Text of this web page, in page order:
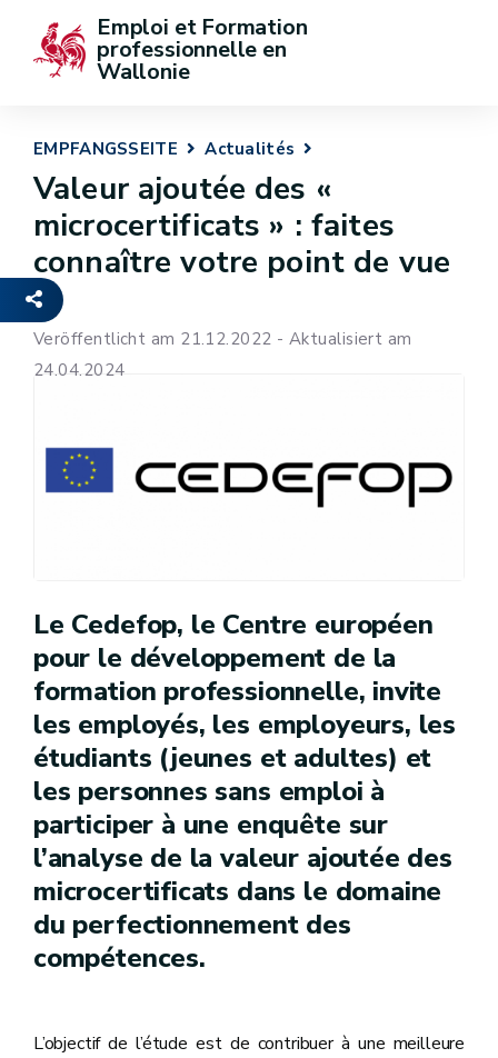
Emploi et Formation
professionnelle en
Wallonie
EMPFANGSSEITE Actualités
Valeur ajoutée des «
microcertificats » : faites
connaître votre point de vue
!
Veröffentlicht am 21.12.2022 - Aktualisiert am
24.04.2024
Le Cedefop, le Centre européen
pour le développement de la
formation professionnelle, invite
les employés, les employeurs, les
étudiants (jeunes et adultes) et
les personnes sans emploi à
participer à une enquête sur
l’analyse de la valeur ajoutée des
microcertificats dans le domaine
du perfectionnement des
compétences.
L’objectif de l’étude est de contribuer à une meilleure